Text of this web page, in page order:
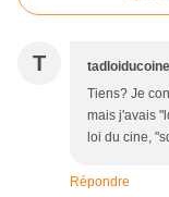
T tadloiducoine
Tiens? Je
mais j'avais
loi du cine,
Répondre